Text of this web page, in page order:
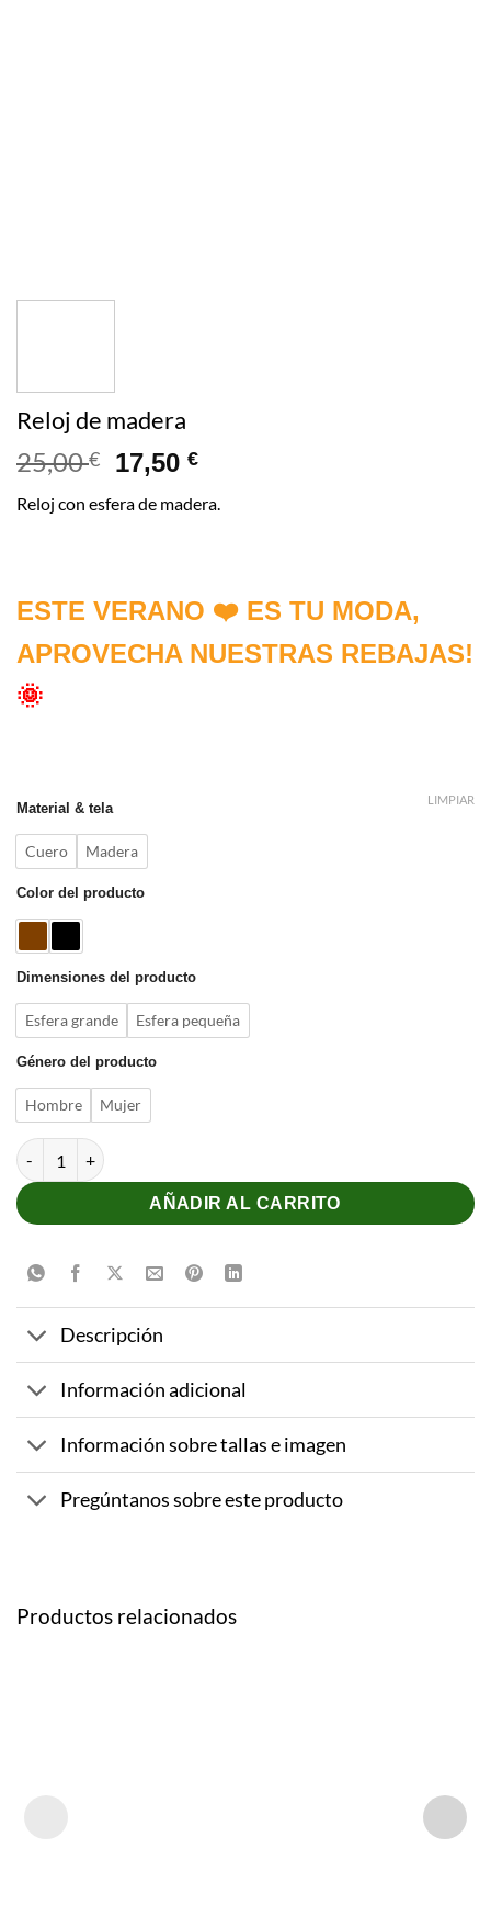
Reloj de madera
25,00€ 17,50€
Reloj con esfera de madera.
ESTE VERANO ❤️ ES TU MODA,
APROVECHA NUESTRAS REBAJAS!
🌞
Material & tela
Cuero Madera
Color del producto
Dimensiones del producto
Esfera grande Esfera pequeña
Género del producto
Hombre Mujer
LIMPIAR
Reloj de madera cantidad
AÑADIR AL CARRITO
Descripción
Información adicional
Información sobre tallas e imagen
Pregúntanos sobre este producto
Productos relacionados